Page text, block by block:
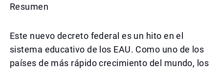
Resumen
Este nuevo decreto federal es un hito en el
sistema educativo de los EAU. Como uno de los
países de más rápido crecimiento del mundo, los